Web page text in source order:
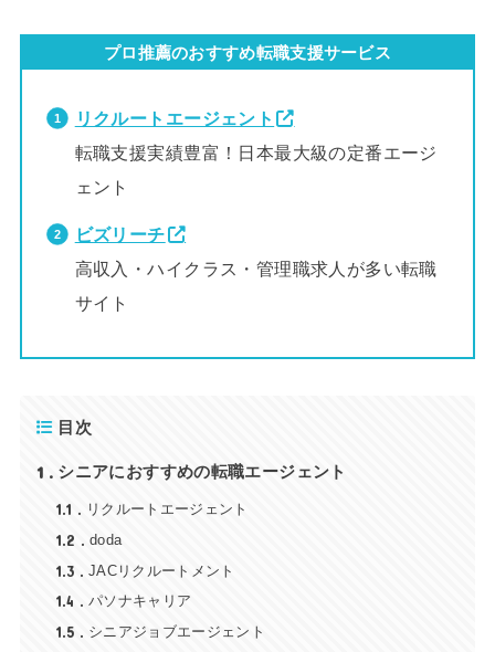
プロ推薦のおすすめ転職支援サービス
リクルートエージェント
転職支援実績豊富！日本最大級の定番エージ
ェント
ビズリーチ
高収入・ハイクラス・管理職求人が多い転職
サイト
目次
1 シニアにおすすめの転職エージェント
1.1 リクルートエージェント
1.2 doda
1.3 JACリクルートメント
1.4 パソナキャリア
1.5 シニアジョブエージェント